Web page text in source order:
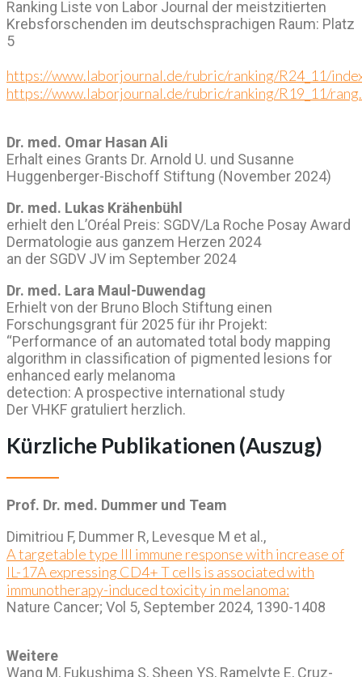
Ranking Liste von Labor Journal der meistzitierten
Krebsforschenden im deutschsprachigen Raum: Platz
5
https://www.laborjournal.de/rubric/ranking/R24_11/
https://www.laborjournal.de/rubric/ranking/R19_11/
Dr. med. Omar Hasan Ali
Erhalt eines Grants Dr. Arnold U. und Susanne
Huggenberger-Bischoff Stiftung (November 2024)
Dr. med. Lukas Krähenbühl
erhielt den L’Oréal Preis: SGDV/La Roche Posay Award
Dermatologie aus ganzem Herzen 2024
an der SGDV JV im September 2024
Dr. med. Lara Maul-Duwendag
Erhielt von der Bruno Bloch Stiftung einen
Forschungsgrant für 2025 für ihr Projekt:
“Performance of an automated total body mapping
algorithm in classification of pigmented lesions for
enhanced early melanoma
detection: A prospective international study
Der VHKF gratuliert herzlich.
Kürzliche Publikationen (Auszug)
Prof. Dr. med. Dummer und Team
Dimitriou F, Dummer R, Levesque M et al.,
A targetable type III immune response with increase of
IL-17A expressing CD4+ T cells is associated with
immunotherapy-induced toxicity in melanoma:
Nature Cancer; Vol 5, September 2024, 1390-1408
Weitere
Wang M, Fukushima S, Sheen YS, Ramelyte E, Cruz-